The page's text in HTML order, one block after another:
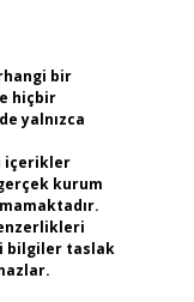
bir
hiçbir
yalnızca
içerikler
kurum
bilgiler taslak